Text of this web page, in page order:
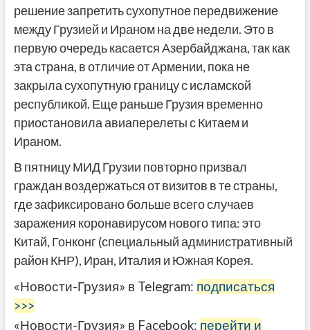
решение запретить сухопутное передвижение
между Грузией и Ираном на две недели. Это в
первую очередь касается Азербайджана, так как
эта страна, в отличие от Армении, пока не
закрыла сухопутную границу с исламской
республикой. Еще раньше Грузия временно
приостановила авиаперелеты с Китаем и
Ираном.
В пятницу МИД Грузии повторно призвал
граждан воздержаться от визитов в те страны,
где зафиксировано больше всего случаев
заражения коронавирусом нового типа: это
Китай, Гонконг (специальный административный
район КНР), Иран, Италия и Южная Корея.
«Новости-Грузия» в Telegram: подписаться
>>>
«Новости-Грузия» в Facebook: перейти и